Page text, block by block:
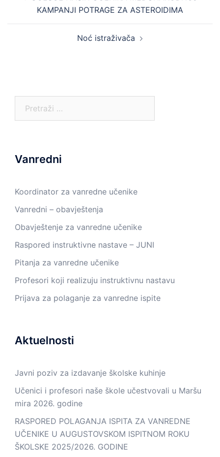
KAMPANJI POTRAGE ZA ASTEROIDIMA
Noć istraživača
Vanredni
Koordinator za vanredne učenike
Vanredni – obavještenja
Obavještenje za vanredne učenike
Raspored instruktivne nastave – JUNI
Pitanja za vanredne učenike
Profesori koji realizuju instruktivnu nastavu
Prijava za polaganje za vanredne ispite
Aktuelnosti
Javni poziv za izdavanje školske kuhinje
Učenici i profesori naše škole učestvovali u Maršu
mira 2026. godine
RASPORED POLAGANJA ISPITA ZA VANREDNE
UČENIKE U AUGUSTOVSKOM ISPITNOM ROKU
ŠKOLSKE 2025/2026. GODINE